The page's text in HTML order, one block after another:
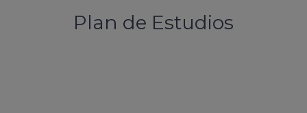
Plan de Estudios